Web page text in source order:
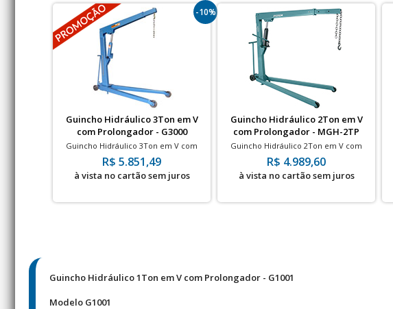
-10%
Guincho Hidráulico 3Ton em V
com Prolongador - G3000
Guincho Hidráulico 3Ton em V com
Prolongador - Rodas de Ferro
R$ 5.851,49
à vista no cartão sem juros
Guincho Hidráulico 2Ton em V
com Prolongador - MGH-2TP
Guincho Hidráulico 2Ton em V com
Prolongador - Rodas de Ferro
R$ 4.989,60
à vista no cartão sem juros
Guincho Hidráulico 1Ton em V com Prolongador - G1001
Modelo G1001